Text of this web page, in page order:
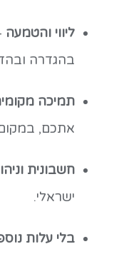
ליווי והטמעה
בהגדרה
תמיכה
אתכם,
חשבונית
ישראלי.
בלי עלות